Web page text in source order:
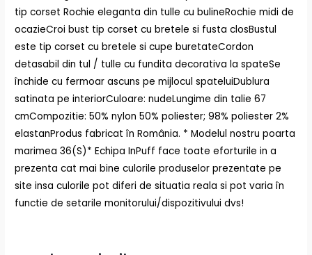
tip corset Rochie eleganta din tulle cu bulineRochie midi de
ocazieCroi bust tip corset cu bretele si fusta closBustul
este tip corset cu bretele si cupe buretateCordon
detasabil din tul / tulle cu fundita decorativa la spateSe
închide cu fermoar ascuns pe mijlocul spateluiDublura
satinata pe interiorCuloare: nudeLungime din talie 67
cmCompozitie: 50% nylon 50% poliester; 98% poliester 2%
elastanProdus fabricat în România. * Modelul nostru poarta
marimea 36(S)* Echipa InPuff face toate eforturile in a
prezenta cat mai bine culorile produselor prezentate pe
site insa culorile pot diferi de situatia reala si pot varia în
functie de setarile monitorului/dispozitivului dvs!